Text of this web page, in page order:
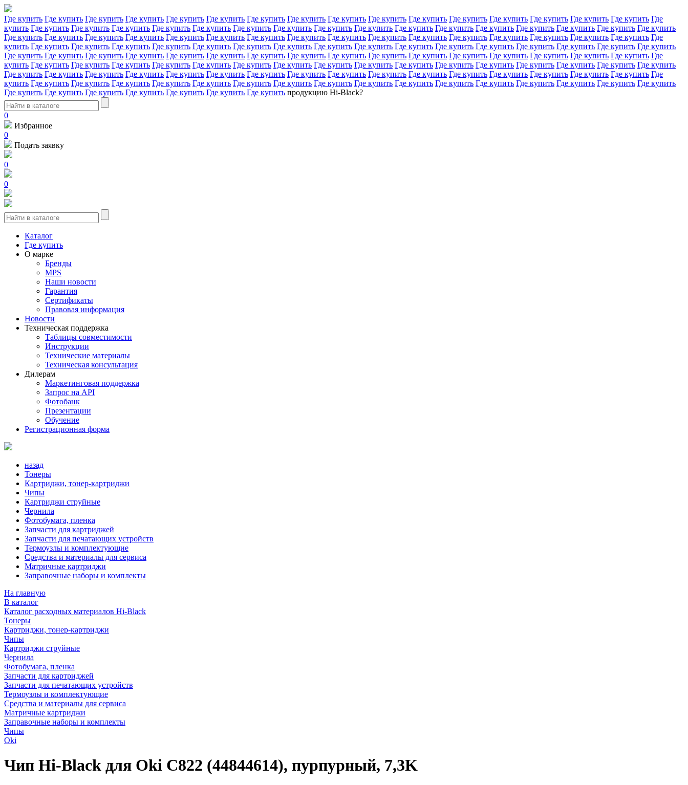
Где купить Где купить Где купить Где купить Где купить Где купить Где купить Где купить Где купить Где купить Где купить Где купить Где купить Где купить Где купить Где купить Где
купить Где купить Где купить Где купить Где купить Где купить Где купить Где купить Где купить Где купить Где купить Где купить Где купить Где купить Где купить Где купить Где купить
Где купить Где купить Где купить Где купить Где купить Где купить Где купить Где купить Где купить Где купить Где купить Где купить Где купить Где купить Где купить Где купить Где
купить Где купить Где купить Где купить Где купить Где купить Где купить Где купить Где купить Где купить Где купить Где купить Где купить Где купить Где купить Где купить Где купить
Где купить Где купить Где купить Где купить Где купить Где купить Где купить Где купить Где купить Где купить Где купить Где купить Где купить Где купить Где купить Где купить Где
купить Где купить Где купить Где купить Где купить Где купить Где купить Где купить Где купить Где купить Где купить Где купить Где купить Где купить Где купить Где купить Где купить
Где купить Где купить Где купить Где купить Где купить Где купить Где купить Где купить Где купить Где купить Где купить Где купить Где купить Где купить Где купить Где купить Где
купить Где купить Где купить Где купить Где купить Где купить Где купить Где купить Где купить Где купить Где купить Где купить Где купить Где купить Где купить Где купить Где купить
Где купить Где купить Где купить Где купить Где купить Где купить Где купить продукцию Hi-Black?
0
Избранное
0
Подать заявку
0
0
Каталог
Где купить
О марке
Бренды
MPS
Наши новости
Гарантия
Сертификаты
Правовая информация
Новости
Техническая поддержка
Таблицы совместимости
Инструкции
Технические материалы
Техническая консультация
Дилерам
Маркетинговая поддержка
Запрос на API
Фотобанк
Презентации
Обучение
Регистрационная форма
назад
Тонеры
Картриджи, тонер-картриджи
Чипы
Картриджи струйные
Чернила
Фотобумага, пленка
Запчасти для картриджей
Запчасти для печатающих устройств
Термоузлы и комплектующие
Средства и материалы для сервиса
Матричные картриджи
Заправочные наборы и комплекты
На главную
В каталог
Каталог расходных материалов Hi-Black
Тонеры
Картриджи, тонер-картриджи
Чипы
Картриджи струйные
Чернила
Фотобумага, пленка
Запчасти для картриджей
Запчасти для печатающих устройств
Термоузлы и комплектующие
Средства и материалы для сервиса
Матричные картриджи
Заправочные наборы и комплекты
Чипы
Oki
Чип Hi-Black для Oki C822 (44844614), пурпурный, 7,3K